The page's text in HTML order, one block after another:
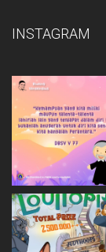
INSTAGRAM